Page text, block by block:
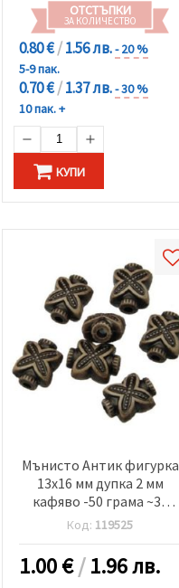
ОТСТЪПКИ
ЗА КОЛИЧЕСТВО
0.80 €/1.56 лв.- 20 %
5-9 пак.
0.70 €/1.37 лв.- 30 %
10 пак. +
КУПИ
Мънисто Антик фигурка
13x16 мм дупка 2 мм
кафяво -50 грама ~35
броя
Код: 119525
1.00€/1.96 лв.